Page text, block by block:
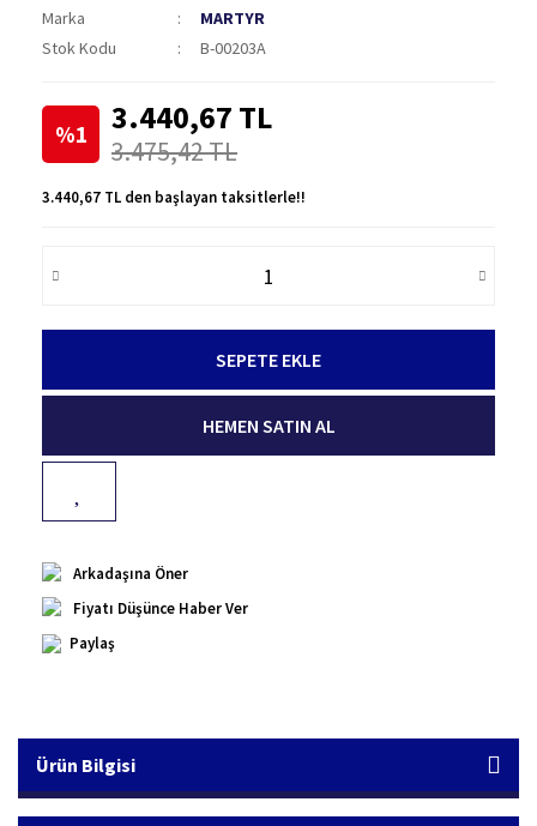
Marka
MARTYR
Stok Kodu
B-00203A
%1 3.440,67 TL
3.475,42 TL
3.440,67 TL den başlayan taksitlerle!!
SEPETE EKLE
HEMEN SATIN AL
Arkadaşına Öner
Fiyatı Düşünce Haber Ver
Paylaş
Ürün Bilgisi